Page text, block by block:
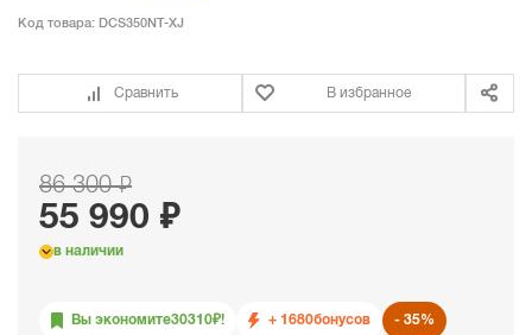
Код товара: DCS350NT-XJ
Сравнить В избранное
86 300 ₽
55 990 ₽
в наличии
Вы экономите30310₽! + 1680бонусов 35%